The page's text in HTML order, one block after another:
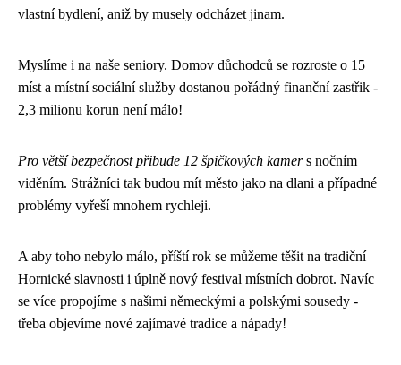
vlastní bydlení, aniž by musely odcházet jinam.
Myslíme i na naše seniory. Domov důchodců se rozroste o 15
míst a místní sociální služby dostanou pořádný finanční zastřik -
2,3 milionu korun není málo!
Pro větší bezpečnost přibude 12 špičkových kamers nočním
viděním. Strážníci tak budou mít město jako na dlani a případné
problémy vyřeší mnohem rychleji.
A aby toho nebylo málo, příští rok se můžeme těšit na tradiční
Hornické slavnosti i úplně nový festival místních dobrot. Navíc
se více propojíme s našimi německými a polskými sousedy -
třeba objevíme nové zajímavé tradice a nápady!